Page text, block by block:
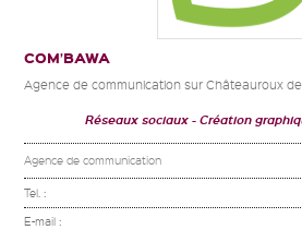
COM’BAWA
Agence de communication sur Châteauroux
Réseaux sociaux Création
Agence de communication
Tel. :
E-mail :